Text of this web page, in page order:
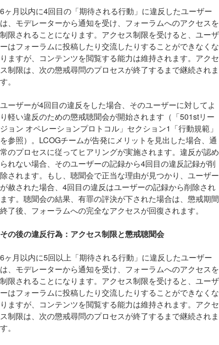
6ヶ月以内に4回目の「期待される行動」に違反したユーザー
は、モデレーターから通知を受け、フォーラムへのアクセスを
制限されることになります。アクセス制限を受けると、ユーザ
ーはフォーラムに投稿したり交流したりすることができなくな
りますが、コンテンツを閲覧する能力は維持されます。アクセ
ス制限は、次の懲戒尋問のプロセスが終了するまで継続されま
す。
ユーザーが4回目の違反をした場合、そのユーザーに対してよ
り軽い違反のための懲戒聴聞会が開始されます（「501stリー
ジョン オペレーションプロトコル」セクション1「行動規範」
を参照）。LCOGチームが告発にメリットを見出した場合、通
常のプロセスに従ってヒアリングが実施されます。違反が認め
られない場合、そのユーザーの記録から4回目の違反記録が削
除されます。もし、聴聞会で正当な理由が見つかり、ユーザー
が赦された場合、4回目の違反はユーザーの記録から削除され
ます。聴聞会の結果、有罪の評決が下された場合は、懲戒期間
終了後、フォーラムへの完全なアクセスが回復されます。
その後の違反行為：アクセス制限と懲戒聴聞会
6ヶ月以内に5回以上「期待される行動」に違反したユーザー
は、モデレーターから通知を受け、フォーラムへのアクセスを
制限されることになります。アクセス制限を受けると、ユーザ
ーはフォーラムに投稿したり交流したりすることができなくな
りますが、コンテンツを閲覧する能力は維持されます。アクセ
ス制限は、次の懲戒尋問のプロセスが終了するまで継続されま
す。